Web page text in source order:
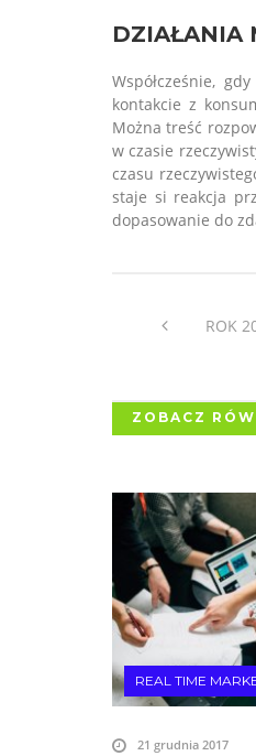
DZIAŁANIA
Współcześnie,
kontakcie z
Można treść
w czasie
czasu
staje si reakcja
dopasowanie do
ROK
ZOBACZ
REAL TIME
21 grudnia 2017